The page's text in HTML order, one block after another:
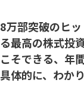
8万部突破のヒ
る最高の株式投
こそできる、年
具体的に、わか